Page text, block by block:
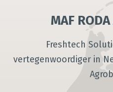
MAF
Freshtech
vertegenwoordiger in